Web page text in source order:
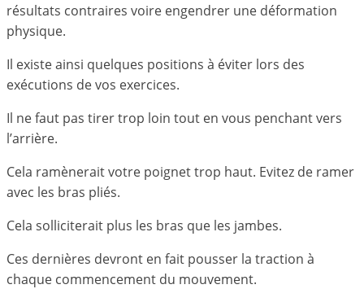
résultats contraires voire engendrer une déformation
physique.
Il existe ainsi quelques positions à éviter lors des
exécutions de vos exercices.
Il ne faut pas tirer trop loin tout en vous penchant vers
l’arrière.
Cela ramènerait votre poignet trop haut. Evitez de ramer
avec les bras pliés.
Cela solliciterait plus les bras que les jambes.
Ces dernières devront en fait pousser la traction à
chaque commencement du mouvement.